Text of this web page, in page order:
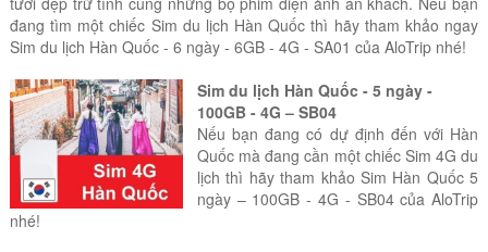
đang tìm một chiếc Sim du lịch Hàn Quốc thì hãy tham khảo ngay
Sim du lịch Hàn Quốc - 6 ngày - 6GB - 4G - SA01 của AloTrip nhé!
Sim du lịch Hàn Quốc - 5 ngày -
100GB - 4G – SB04
Nếu bạn đang có dự định đến với Hàn
Quốc mà đang cần một chiếc Sim 4G du
lịch thì hãy tham khảo Sim Hàn Quốc 5
ngày – 100GB - 4G - SB04 của AloTrip
nhé!